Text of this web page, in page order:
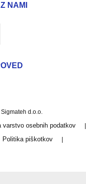
NAMI
d.o.o.
varstvo osebnih podatkov
Politika piškotkov